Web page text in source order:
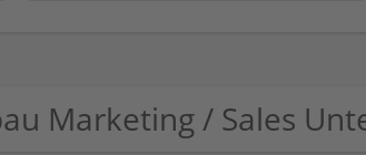
Marketing / Sales